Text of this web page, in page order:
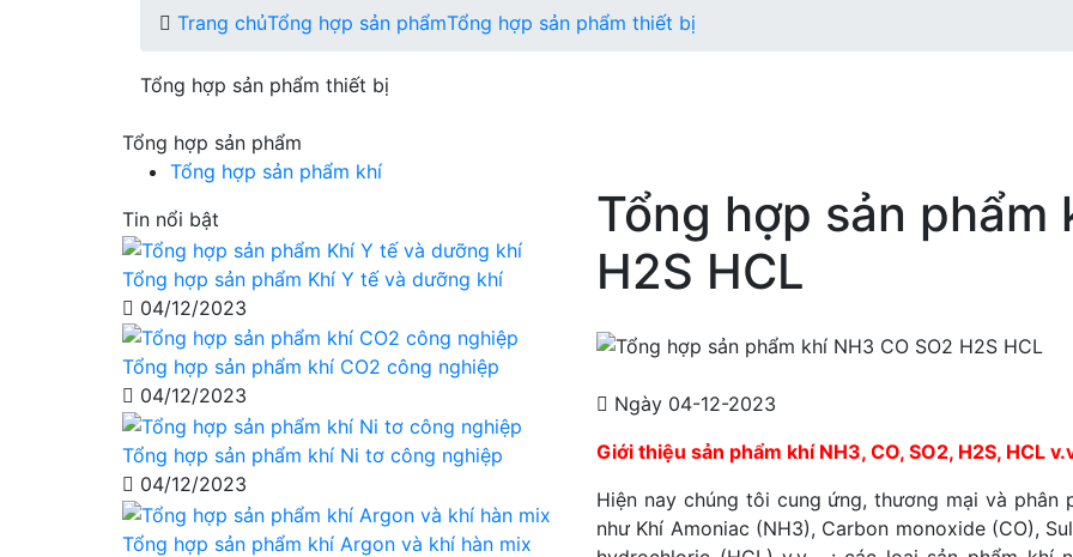
Trang chủTổng hợp sản phẩmTổng hợp sản phẩm thiết bị
Tổng hợp sản phẩm thiết bị
Tổng hợp sản phẩm
H2S HCL
Ngày 04-12-2023
Giới thiệu sản phẩm khí NH3, CO, SO2, H2S, HCL
Hiện nay chúng tôi cung ứng, thương mại và
như Khí Amoniac (NH3), Carbon monoxide (CO),
Tổng hợp sản phẩm
Tổng hợp sản phẩm khí
Tin nổi bật
Tổng hợp sản phẩm Khí Y tế và dưỡng khí
04/12/2023
Tổng hợp sản phẩm khí CO2 công nghiệp
04/12/2023
Tổng hợp sản phẩm khí Ni tơ công nghiệp
04/12/2023
Tổng hợp sản phẩm khí Argon và khí hàn mix